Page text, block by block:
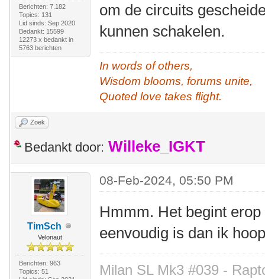
Berichten: 7.182
Topics: 131
Lid sinds: Sep 2020
Bedankt: 15599
12273 x bedankt in
5763 berichten
om de circuits
kunnen schakelen.
In words of others,
Wisdom blooms, forums unite,
Quoted love takes flight.
Zoek
Bedankt door: Willeke_IGKT
TimSch
Velonaut
Berichten: 963
Topics: 51
08-Feb-2024, 05:50 PM
Hmmm. Het begint
eenvoudig is dan ik
Milan SL Mk3 #039 -